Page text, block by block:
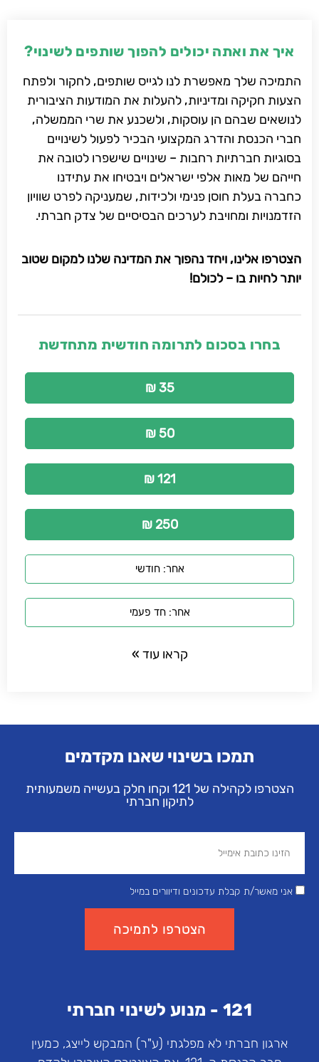
איך את ואתה יכולים להפוך שותפים לשינוי?
התמיכה שלך מאפשרת לנו לגייס שותפים, לחקור ולפתח
הצעות חקיקה ומדיניות, להעלות את המודעות הציבורית
לנושאים שבהם הן עוסקות, ולשכנע את שרי הממשלה,
חברי הכנסת והדרג המקצועי הבכיר לפעול לשינויים
בסוגיות חברתיות רחבות – שינויים שישפרו לטובה את
חייהם של מאות אלפי ישראלים ויבטיחו את עתידנו
כחברה בעלת חוסן פנימי ולכידות, שמעניקה לפרט שוויון
הזדמנויות ומחויבת לערכים הבסיסיים של צדק חברתי.
הצטרפו אלינו, ויחד נהפוך את המדינה שלנו למקום שטוב
יותר לחיות בו – לכולם!
בחרו בסכום לתרומה חודשית מתחדשת
35 ₪
50 ₪
121 ₪
250 ₪
אחר: חודשי
אחר: חד פעמי
קראו עוד »
תמכו בשינוי שאנו מקדמים
הצטרפו לקהילה של 121 וקחו חלק בעשייה משמעותית
לתיקון חברתי
אני מאשר/ת קבלת עדכונים ודיוורים במייל
הצטרפו לתמיכה
121 - מנוע לשינוי חברתי
ארגון חברתי לא מפלגתי (ע"ר) המבקש לייצג, כמעין